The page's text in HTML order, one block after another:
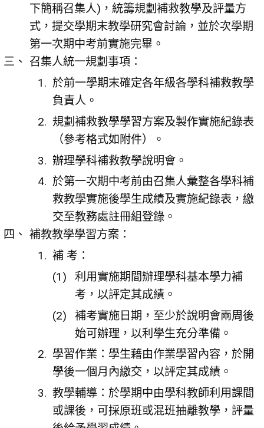
下簡稱召集人)，統籌規劃補救教學及評量方
式，提交學期末教學研究會討論，並於次學期
第一次期中考前實施完畢。
召集人統一規劃事項：
於前一學期末確定各年級各學科補救教學
負責人。
規劃補救教學學習方案及製作實施紀錄表
（參考格式如附件）。
辦理學科補救教學說明會。
於第一次期中考前由召集人彙整各學科補
救教學實施後學生成績及實施紀錄表，繳
交至教務處註冊組登錄。
補教教學學習方案：
補 考：
利用實施期間辦理學科基本學力補
考，以評定其成績。
補考實施日期，至少於說明會兩周後
始可辦理，以利學生充分準備。
學習作業：學生藉由作業學習內容，於開
學後一個月內繳交，以評定其成績。
教學輔導：於學期中由學科教師利用課間
或課後，可採原班或混班抽離教學，評量